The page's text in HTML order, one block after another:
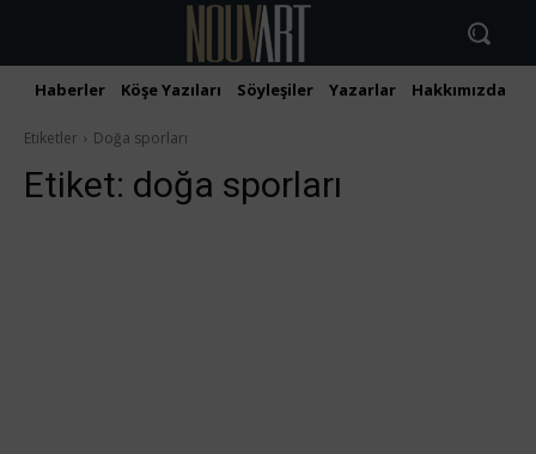
Haberler Köşe Yazıları Söyleşiler Yazarlar Hakkımızda
Etiketler Doğa sporları
Etiket: doğa sporları